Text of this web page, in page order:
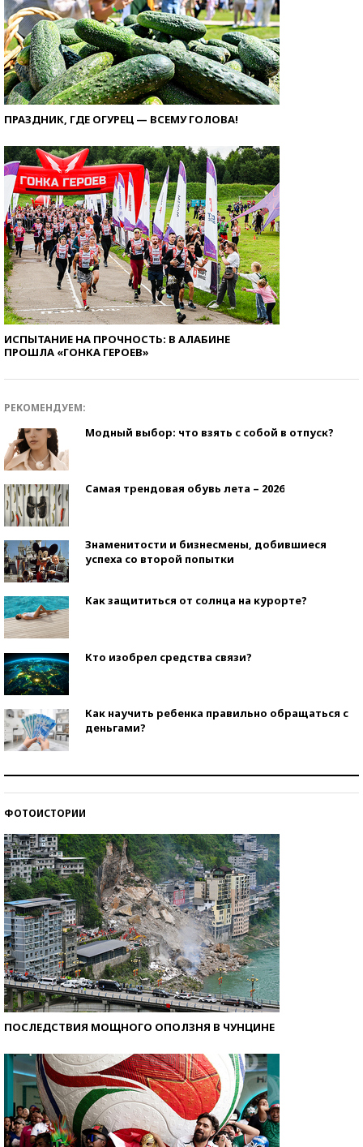
ПРАЗДНИК, ГДЕ ОГУРЕЦ — ВСЕМУ ГОЛОВА!
ИСПЫТАНИЕ НА ПРОЧНОСТЬ: В АЛАБИНЕ
ПРОШЛА «ГОНКА ГЕРОЕВ»
РЕКОМЕНДУЕМ:
Модный выбор: что взять с собой в отпуск?
Самая трендовая обувь лета – 2026
Знаменитости и бизнесмены, добившиеся
успеха со второй попытки
Как защититься от солнца на курорте?
Кто изобрел средства связи?
Как научить ребенка правильно обращаться с
деньгами?
ФОТОИСТОРИИ
ПОСЛЕДСТВИЯ МОЩНОГО ОПОЛЗНЯ В ЧУНЦИНЕ